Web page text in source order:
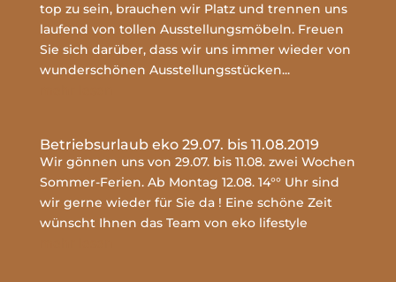
top zu sein, brauchen wir Platz und trennen uns
laufend von tollen Ausstellungsmöbeln. Freuen
Sie sich darüber, dass wir uns immer wieder von
wunderschönen Ausstellungsstücken...
Betriebsurlaub eko 29.07. bis 11.08.2019
Wir gönnen uns von 29.07. bis 11.08. zwei Wochen
Sommer-Ferien. Ab Montag 12.08. 14°° Uhr sind
wir gerne wieder für Sie da ! Eine schöne Zeit
wünscht Ihnen das Team von eko lifestyle